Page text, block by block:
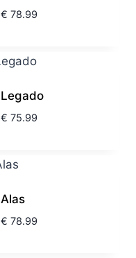
€ 78.99
Legado
€ 75.99
Alas
€ 78.99